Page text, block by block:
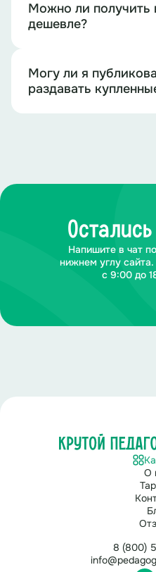
Можно ли получить
дешевле?
Могу ли я
раздавать
Напишите в чат
нижнем углу
с 9:00 до
О
8 (800)